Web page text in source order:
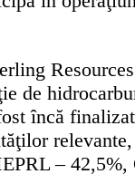
de
încă
–